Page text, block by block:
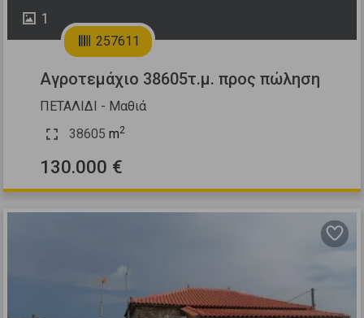
1
257611
Αγροτεμάχιο 38605τ.μ. προς πώληση
ΠΕΤΑΛΙΔΙ - Μαθιά
38605 m2
130.000 €